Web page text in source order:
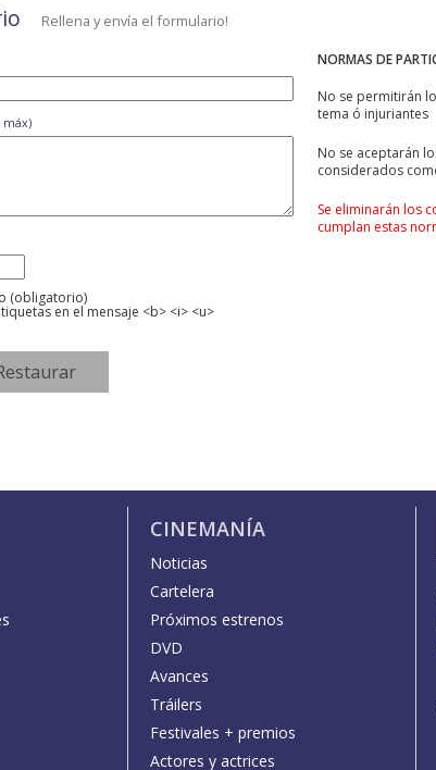
Rellena y envía el formulario!
NORMAS DE
No se permitirán
tema ó injuriantes
No se aceptarán
considerados
Se eliminarán los
cumplan estas
máx)
(obligatorio)
en el mensaje <b> <i> <u>
CINEMANÍA
Noticias
Cartelera
Próximos estrenos
DVD
Avances
Tráilers
Festivales + premios
Actores y actrices